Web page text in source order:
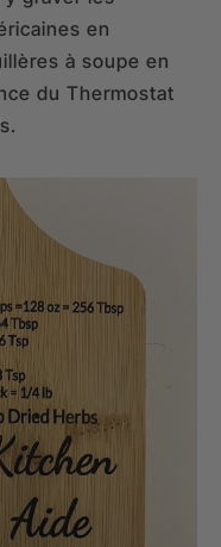
en
à soupe en
du Thermostat